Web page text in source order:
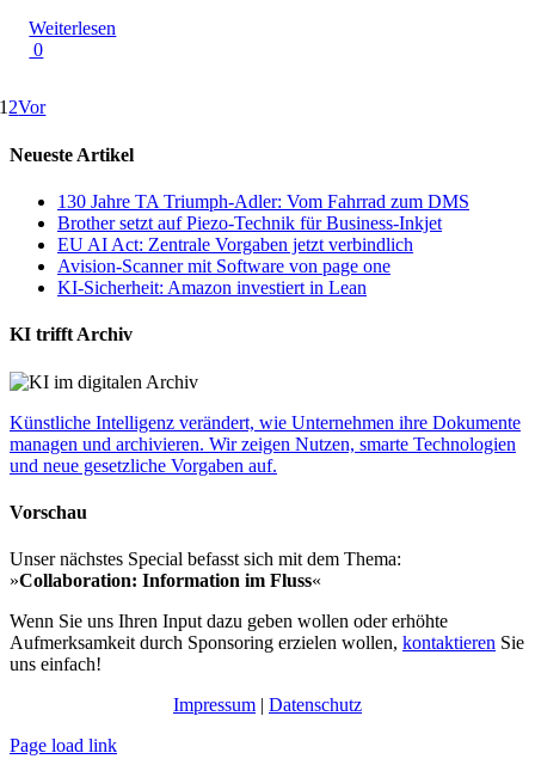
Weiterlesen
0
12Vor
Neueste Artikel
130 Jahre TA Triumph-Adler: Vom Fahrrad zum DMS
Brother setzt auf Piezo-Technik für Business-Inkjet
EU AI Act: Zentrale Vorgaben jetzt verbindlich
Avision-Scanner mit Software von page one
KI-Sicherheit: Amazon investiert in Lean
KI trifft Archiv
Künstliche Intelligenz verändert, wie Unternehmen ihre Dokumente
managen und archivieren. Wir zeigen Nutzen, smarte Technologien
und neue gesetzliche Vorgaben auf.
Vorschau
Unser nächstes Special befasst sich mit dem Thema:
»Collaboration: Information im Fluss«
Wenn Sie uns Ihren Input dazu geben wollen oder erhöhte
Aufmerksamkeit durch Sponsoring erzielen wollen, kontaktieren Sie
uns einfach!
Impressum | Datenschutz
Page load link